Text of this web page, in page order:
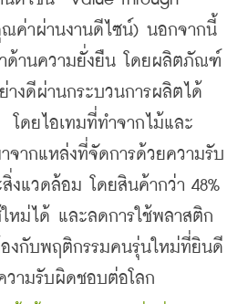
ณค่าผ่านงานดีไซน์) นอกจากนี้
ด้านความยั่งยืน โดยผลิตภัณฑ์
งดีผ่านกระบวนการผลิตได้
โดยไอเทมที่ทำจากไม้และ
จากแหล่งที่จัดการด้วยความรับ
งแวดล้อม โดยสินค้ากว่า 48%
หม่ได้ และลดการใช้พลาสติก
งกับพฤติกรรมคนรุ่นใหม่ที่ยินดี
ามรับผิดชอบต่อโลก